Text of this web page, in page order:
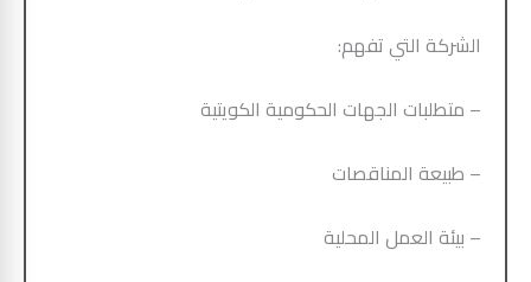
الشركة التي تفهم:
– متطلبات الجهات الحكومية الكويتية
– طبيعة المناقصات
– بيئة العمل المحلية